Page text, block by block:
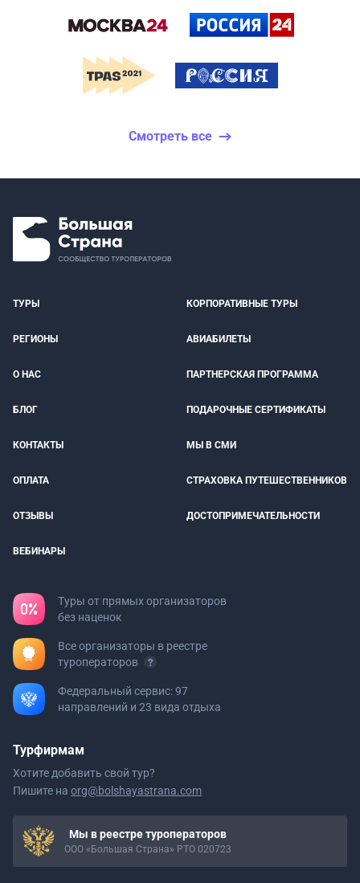
Смотреть все
ТУРЫ КОРПОРАТИВНЫЕ ТУРЫ
РЕГИОНЫ АВИАБИЛЕТЫ
О НАС ПАРТНЕРСКАЯ ПРОГРАММА
БЛОГ ПОДАРОЧНЫЕ СЕРТИФИКАТЫ
КОНТАКТЫ МЫ В СМИ
ОПЛАТА СТРАХОВКА ПУТЕШЕСТВЕННИКОВ
ОТЗЫВЫ ДОСТОПРИМЕЧАТЕЛЬНОСТИ
ВЕБИНАРЫ
Туры от прямых организаторов
без наценок
Все организаторы в реестре
туроператоров
Федеральный сервис: 97
направлений и 23 вида отдыха
Турфирмам
Хотите добавить свой тур?
Пишите на org@bolshayastrana.com
Мы в реестре туроператоров
ООО «Большая Страна» РТО 020723